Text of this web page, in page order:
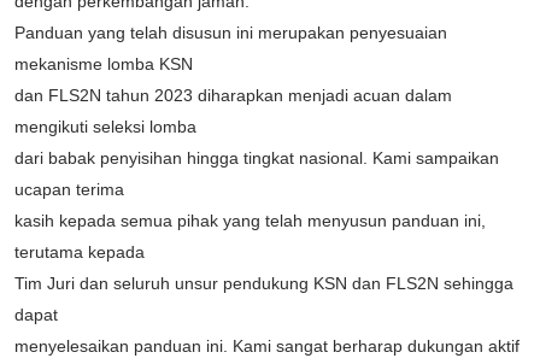
Panduan yang telah disusun ini merupakan penyesuaian
mekanisme lomba KSN
dan FLS2N tahun 2023 diharapkan menjadi acuan dalam
mengikuti seleksi lomba
dari babak penyisihan hingga tingkat nasional. Kami sampaikan
ucapan terima
kasih kepada semua pihak yang telah menyusun panduan ini,
terutama kepada
Tim Juri dan seluruh unsur pendukung KSN dan FLS2N sehingga
dapat
menyelesaikan panduan ini. Kami sangat berharap dukungan aktif